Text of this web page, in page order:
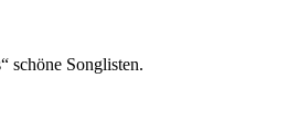
schöne Songlisten.